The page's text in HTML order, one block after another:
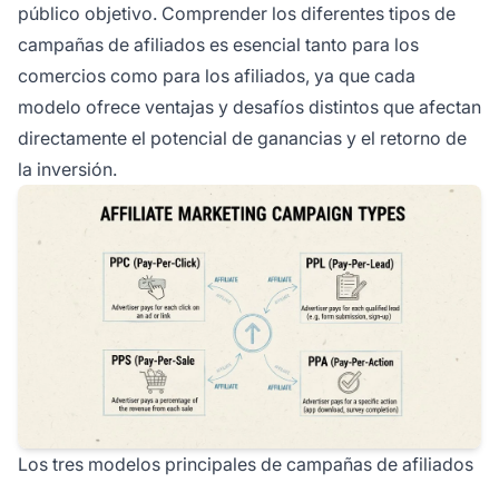
público objetivo. Comprender los diferentes tipos de
campañas de afiliados es esencial tanto para los
comercios como para los afiliados, ya que cada
modelo ofrece ventajas y desafíos distintos que afectan
directamente el potencial de ganancias y el retorno de
la inversión.
Los tres modelos principales de campañas de afiliados